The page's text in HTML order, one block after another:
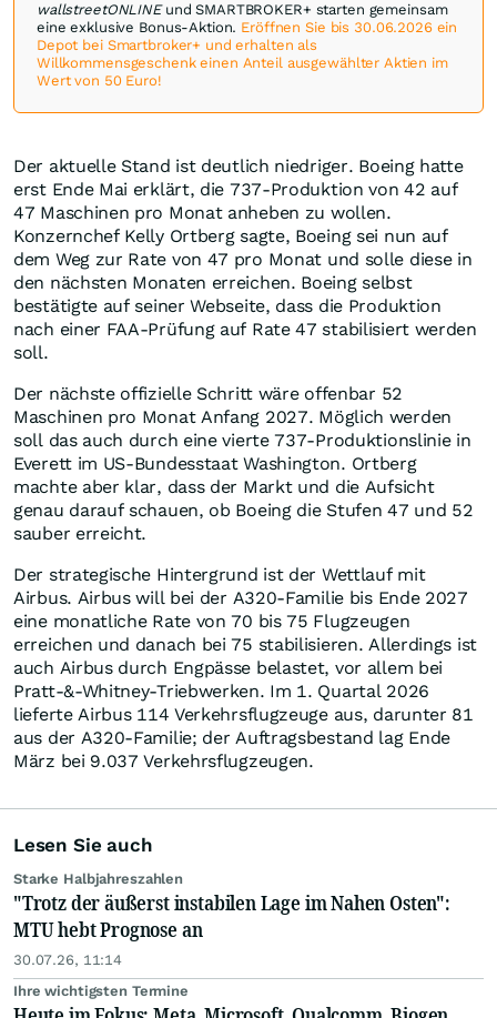
wallstreetONLINEund SMARTBROKER+ starten gemeinsam
eine exklusive Bonus-Aktion. Eröffnen Sie bis 30.06.2026 ein
Depot bei Smartbroker+ und erhalten als
Willkommensgeschenk einen Anteil ausgewählter Aktien im
Wert von 50 Euro!
Der aktuelle Stand ist deutlich niedriger. Boeing hatte
erst Ende Mai erklärt, die 737-Produktion von 42 auf
47 Maschinen pro Monat anheben zu wollen.
Konzernchef Kelly Ortberg sagte, Boeing sei nun auf
dem Weg zur Rate von 47 pro Monat und solle diese in
den nächsten Monaten erreichen. Boeing selbst
bestätigte auf seiner Webseite, dass die Produktion
nach einer FAA-Prüfung auf Rate 47 stabilisiert werden
soll.
Der nächste offizielle Schritt wäre offenbar 52
Maschinen pro Monat Anfang 2027. Möglich werden
soll das auch durch eine vierte 737-Produktionslinie in
Everett im US-Bundesstaat Washington. Ortberg
machte aber klar, dass der Markt und die Aufsicht
genau darauf schauen, ob Boeing die Stufen 47 und 52
sauber erreicht.
Der strategische Hintergrund ist der Wettlauf mit
Airbus. Airbus will bei der A320-Familie bis Ende 2027
eine monatliche Rate von 70 bis 75 Flugzeugen
erreichen und danach bei 75 stabilisieren. Allerdings ist
auch Airbus durch Engpässe belastet, vor allem bei
Pratt-&-Whitney-Triebwerken. Im 1. Quartal 2026
lieferte Airbus 114 Verkehrsflugzeuge aus, darunter 81
aus der A320-Familie; der Auftragsbestand lag Ende
März bei 9.037 Verkehrsflugzeugen.
Lesen Sie auch
Starke Halbjahreszahlen
"Trotz der äußerst instabilen Lage im Nahen Osten":
MTU hebt Prognose an
30.07.26, 11:14
Ihre wichtigsten Termine